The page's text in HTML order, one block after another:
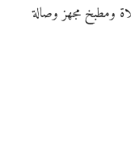
ومطبخ مجهز وصالة